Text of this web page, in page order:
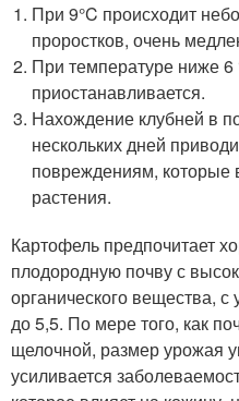
При 9°C происходит
проростков, очень
При температуре ниже 6
приостанавливается.
Нахождение клубней в
нескольких дней
повреждениям, которые
растения.
Картофель предпочитает
плодородную почву с
органического вещества, с
до 5,5. По мере того, как
щелочной, размер урожая
усиливается